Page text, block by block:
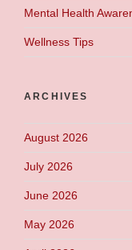
Mental Health
Wellness Tips
ARCHIVES
August 2026
July 2026
June 2026
May 2026